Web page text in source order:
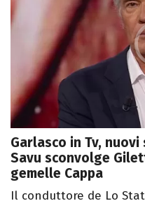
Garlasco in Tv,
Savu sconvolge
gemelle Cappa
Il conduttore de Lo